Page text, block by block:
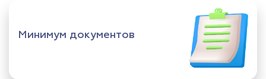
Минимум документов